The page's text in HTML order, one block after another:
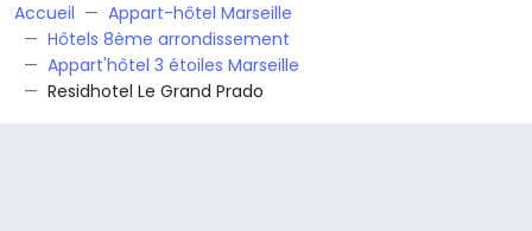
Accueil
Appart-hôtel Marseille
Hôtels 8ème arrondissement
Appart'hôtel 3 étoiles Marseille
Residhotel Le Grand Prado